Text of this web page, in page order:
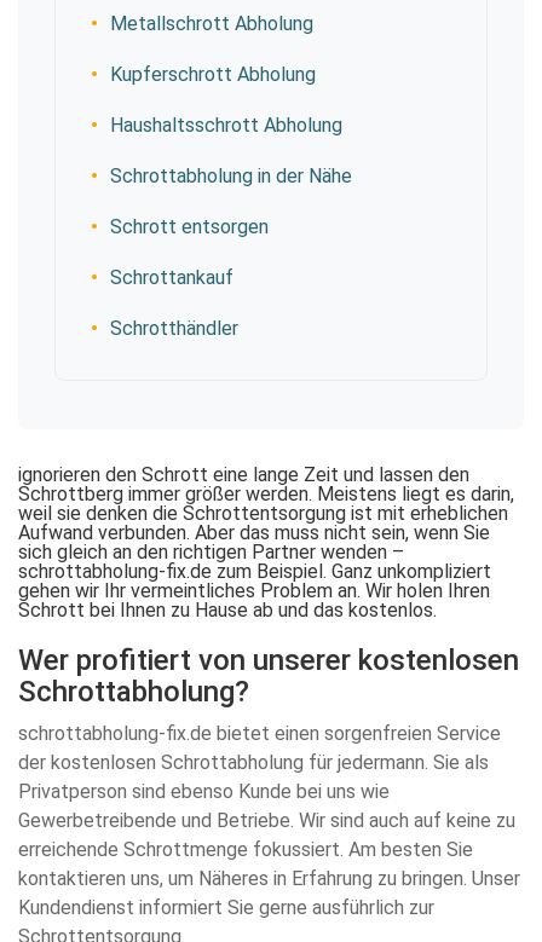
Metallschrott Abholung
Kupferschrott Abholung
Haushaltsschrott Abholung
Schrottabholung in der Nähe
Schrott entsorgen
Schrottankauf
Schrotthändler
ignorieren den Schrott eine lange Zeit und lassen den
Schrottberg immer größer werden. Meistens liegt es darin,
weil sie denken die Schrottentsorgung ist mit erheblichen
Aufwand verbunden. Aber das muss nicht sein, wenn Sie
sich gleich an den richtigen Partner wenden –
schrottabholung-fix.de zum Beispiel. Ganz unkompliziert
gehen wir Ihr vermeintliches Problem an. Wir holen Ihren
Schrott bei Ihnen zu Hause ab und das kostenlos.
Wer profitiert von unserer kostenlosen
Schrottabholung?
schrottabholung-fix.de bietet einen sorgenfreien Service
der kostenlosen Schrottabholung für jedermann. Sie als
Privatperson sind ebenso Kunde bei uns wie
Gewerbetreibende und Betriebe. Wir sind auch auf keine zu
erreichende Schrottmenge fokussiert. Am besten Sie
kontaktieren uns, um Näheres in Erfahrung zu bringen. Unser
Kundendienst informiert Sie gerne ausführlich zur
Schrottentsorgung.